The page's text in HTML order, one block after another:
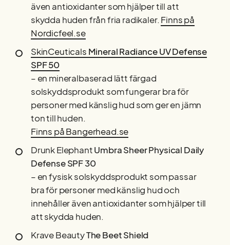
även antioxidanter som hjälper till att
skydda huden från fria radikaler. Finns på
Nordicfeel.se
SkinCeuticals Mineral Radiance UV Defense
SPF 50
– en mineralbaserad lätt färgad
solskyddsprodukt som fungerar bra för
personer med känslig hud som ger en jämn
ton till huden.
Finns på Bangerhead.se
Drunk ElephantUmbra Sheer Physical Daily
Defense SPF 30
– en fysisk solskyddsprodukt som passar
bra för personer med känslig hud och
innehåller även antioxidanter som hjälper till
att skydda huden.
Krave BeautyThe Beet Shield